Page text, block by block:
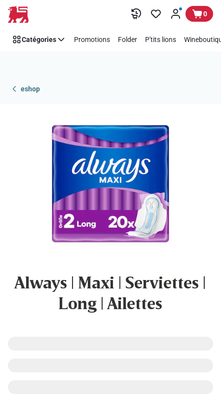
Passer 0
Catégories Promotions Folder P'tits lions
eshop
Always | Maxi | Serviettes |
Long | Ailettes